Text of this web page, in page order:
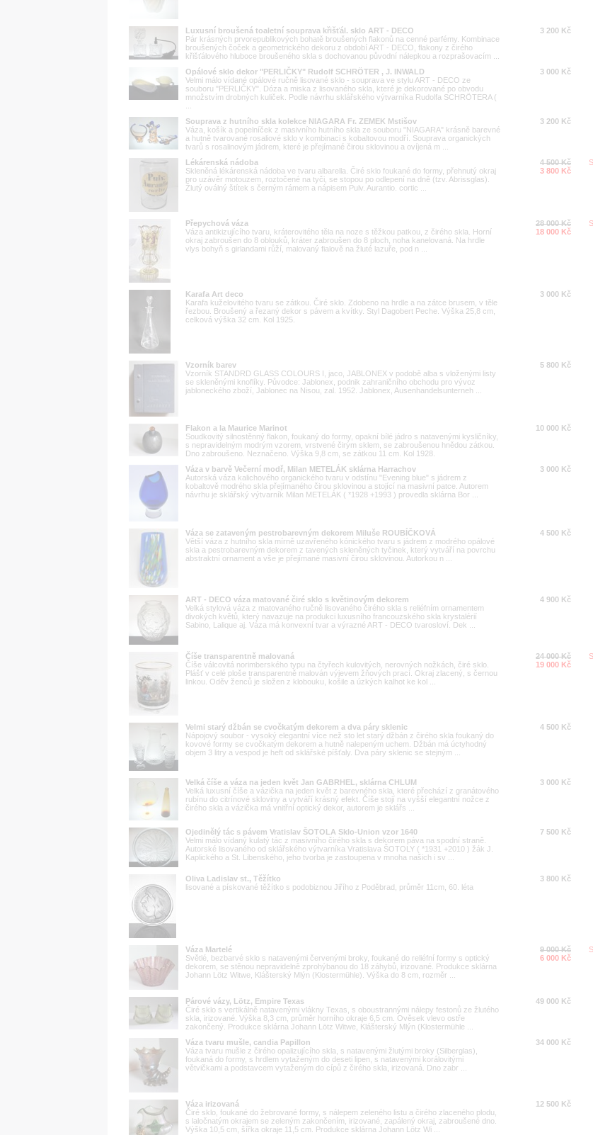
Luxusní broušená toaletní souprava křišťál. sklo ART - DECO
Pár krásných prvorepublikových bohatě broušených flakonů na cenné parfémy. Kombinace
broušených čoček a geometrického dekoru z období ART - DECO, flakony z čirého
křišťálového hluboce broušeného skla s dochovanou původní nálepkou a rozprašovacím ...
3 200 Kč
Opálové sklo dekor "PERLIČKY" Rudolf SCHRÖTER , J. INWALD
Velmi málo vídané opálové ručně lisované sklo - souprava ve stylu ART - DECO ze
souboru "PERLIČKY". Dóza a miska z lisovaného skla, které je dekorované po obvodu
množstvím drobných kuliček. Podle návrhu sklářského výtvarníka Rudolfa SCHRÖTERA (
3 000 Kč
Souprava z hutního skla kolekce NIAGARA Fr. ZEMEK Mstišov
Váza, košík a popelníček z masivního hutního skla ze souboru "NIAGARA" krásně barevné
a hutně tvarované rosaliové sklo v kombinaci s kobaltovou modří. Souprava organických
tvarů s rosalinovým jádrem, které je přejímané čirou sklovinou a ovíjená m ...
3 200 Kč
Lékárenská nádoba
Skleněná lékárenská nádoba ve tvaru albarella. Čiré sklo foukané do formy, přehnutý okraj
pro uzávěr motouzem, roztočené na tyči, se stopou po odlepení na dně (tzv. Abrissglas).
Žlutý oválný štítek s černým rámem a nápisem Pulv. Aurantio. cortic ...
4 500 Kč
3 800 Kč
Přepychová váza
Váza antikizujícího tvaru, kráterovitého těla na noze s těžkou patkou, z čirého skla. Horní
okraj zabroušen do 8 oblouků, kráter zabroušen do 8 ploch, noha kanelovaná. Na hrdle
vlys bohyň s girlandami růží, malovaný fialově na žluté lazuře, pod n ...
28 000 Kč
18 000 Kč
Karafa Art deco
Karafa kuželovitého tvaru se zátkou. Čiré sklo. Zdobeno na hrdle a na zátce brusem, v těle
řezbou. Broušený a řezaný dekor s pávem a kvítky. Styl Dagobert Peche. Výška 25,8 cm,
celková výška 32 cm. Kol 1925.
3 000 Kč
Vzorník barev
Vzorník STANDRD GLASS COLOURS I, jaco, JABLONEX v podobě alba s vloženými listy
se skleněnými knoflíky. Původce: Jablonex, podnik zahraničního obchodu pro vývoz
jabloneckého zboží, Jablonec na Nisou, zal. 1952. Jablonex, Ausenhandelsunterneh ...
5 800 Kč
Flakon a la Maurice Marinot
Soudkovitý silnostěnný flakon, foukaný do formy, opakní bílé jádro s natavenými kysličníky,
s nepravidelným modrým vzorem, vrstvené čirým sklem, se zabroušenou hnědou zátkou.
Dno zabroušeno. Neznačeno. Výška 9,8 cm, se zátkou 11 cm. Kol 1928.
10 000 Kč
Váza v barvě Večerní modř, Milan METELÁK sklárna Harrachov
Autorská váza kalichového organického tvaru v odstínu "Evening blue" s jádrem z
kobaltově modrého skla přejímaného čirou sklovinou a stojící na masivní patce. Autorem
návrhu je sklářský výtvarník Milan METELÁK ( *1928 +1993 ) provedla sklárna Bor ...
3 000 Kč
Váza se zataveným pestrobarevným dekorem Miluše ROUBÍČKOVÁ
Větší váza z hutního skla mírně uzavřeného kónického tvaru s jádrem z modrého opálové
skla a pestrobarevným dekorem z tavených skleněných tyčinek, který vytváří na povrchu
abstraktní ornament a vše je přejímané masivní čirou sklovinou. Autorkou n ...
4 500 Kč
ART - DECO váza matované čiré sklo s květinovým dekorem
Velká stylová váza z matovaného ručně lisovaného čirého skla s reliéfním ornamentem
divokých květů, který navazuje na produkci luxusního francouzského skla krystalérií
Sabino, Lalique aj. Váza má konvexní tvar a výrazné ART - DECO tvarosloví. Dek ...
4 900 Kč
Číše transparentně malovaná
Číše válcovitá norimberského typu na čtyřech kulovitých, nerovných nožkách, čiré sklo.
Plášť v celé ploše transparentně malován výjevem žňových prací. Okraj zlacený, s černou
linkou. Oděv ženců je složen z klobouku, košile a úzkých kalhot ke kol ...
24 000 Kč
19 000 Kč
Velmi starý džbán se cvočkatým dekorem a dva páry sklenic
Nápojový soubor - vysoký elegantní více než sto let starý džbán z čirého skla foukaný do
kovové formy se cvočkatým dekorem a hutně nalepeným uchem. Džbán má úctyhodný
objem 3 litry a vespod je heft od sklářské píšťaly. Dva páry sklenic se stejným ...
4 500 Kč
Velká číše a váza na jeden květ Jan GABRHEL, sklárna CHLUM
Velká luxusní číše a vázička na jeden květ z barevného skla, které přechází z granátového
rubínu do citrínové skloviny a vytváří krásný efekt. Číše stojí na vyšší elegantní nožce z
čirého skla a vázička má vnitřní optický dekor, autorem je sklářs ...
3 000 Kč
Ojedinělý tác s pávem Vratislav ŠOTOLA Sklo-Union vzor 1640
Velmi málo vídaný kulatý tác z masivního čirého skla s dekorem páva na spodní straně.
Autorské lisovaného od sklářského výtvarníka Vratislava ŠOTOLY ( *1931 +2010 ) žák J.
Kaplického a St. Libenského, jeho tvorba je zastoupena v mnoha našich i sv ...
7 500 Kč
Oliva Ladislav st., Těžítko
lisované a pískované těžítko s podobiznou Jiřího z Poděbrad, průměr 11cm, 60. léta
3 800 Kč
Váza Martelé
Světlé, bezbarvé sklo s natavenými červenými broky, foukané do reliéfní formy s optický
dekorem, se stěnou nepravidelně zprohýbanou do 18 záhybů, irizované. Produkce sklárna
Johann Lötz Witwe, Klášterský Mlýn (Klostermühle). Výška do 8 cm, rozměr ...
9 000 Kč
6 000 Kč
Párové vázy, Lötz, Empire Texas
Čiré sklo s vertikálně natavenými vlákny Texas, s oboustrannými nálepy festonů ze žlutého
skla, irizované. Výška 8,3 cm, průměr horního okraje 6,5 cm. Ověsek vlevo ostře
zakončený. Produkce sklárna Johann Lötz Witwe, Klášterský Mlýn (Klostermühle ...
49 000 Kč
Váza tvaru mušle, candia Papillon
Váza tvaru mušle z čirého opalizujícího skla, s natavenými žlutými broky (Silberglas),
foukaná do formy, s hrdlem vytaženým do deseti lipen, s natavenými korálovitými
větvičkami a podstavcem vytaženým do cípů z čirého skla, irizovaná. Dno zabr ...
34 000 Kč
Váza irizovaná
Čiré sklo, foukané do žebrované formy, s nálepem zeleného listu a čirého zlaceného plodu,
s laločnatým okrajem se zeleným zakončením, irizované, zapálený okraj, zabroušené dno.
Výška 10,5 cm, šířka okraje 11,5 cm. Produkce sklárna Johann Lötz Wi ...
12 500 Kč